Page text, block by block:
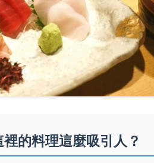
的料理這麼吸引人？